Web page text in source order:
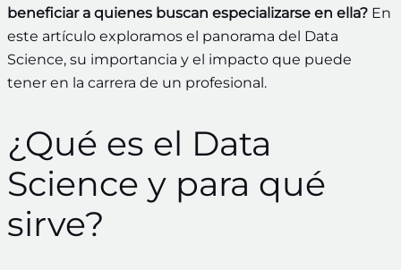
beneficiar a quienes buscan especializarse en ella? En
este artículo exploramos el panorama del Data
Science, su importancia y el impacto que puede
tener en la carrera de un profesional.
¿Qué es el Data
Science y para qué
sirve?